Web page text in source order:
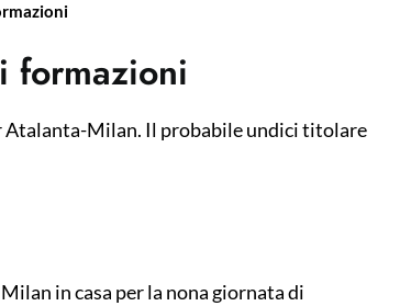
formazioni
Atalanta-Milan. Il probabile undici titolare
in casa per la nona giornata di